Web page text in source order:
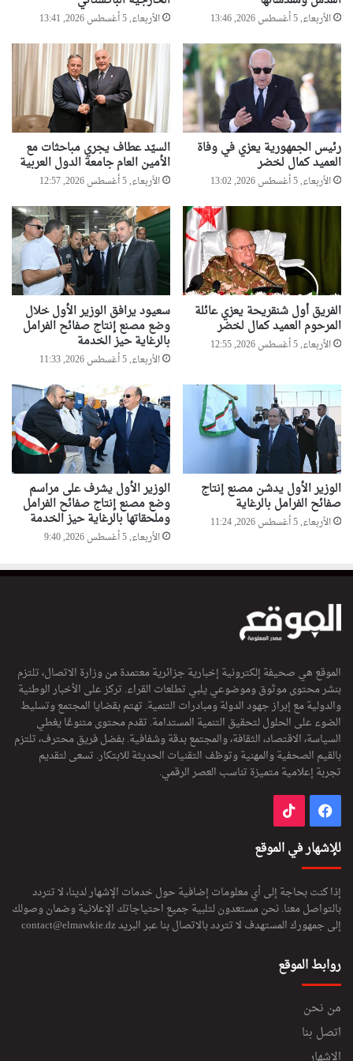
ص
ذ
ا
ك
ر
ل
ق
ا
ء
ا
ل
غ
ي
ن
ي
الأربعاء, 5 أغسطس 2026, 13:46 الأربعاء, 5 أغسطس 2026, 13:41
رئيس الجمهورية يعزي في وفاة
العميد كمال لخضر
الأربعاء, 5 أغسطس 2026, 13:02
السيّد عطاف يجري مباحثات مع
الأمين العام جامعة الدول العربية
الأربعاء, 5 أغسطس 2026, 12:57
الفريق أول شنقريحة يعزي عائلة
المرحوم العميد كمال لخضر
الأربعاء, 5 أغسطس 2026, 12:55
سعيود يرافق الوزير الأول خلال
وضع مصنع إنتاج صفائح الفرامل
بالرغاية حيز الخدمة
الأربعاء, 5 أغسطس 2026, 11:33
الوزير الأول يدشن مصنع إنتاج
صفائح الفرامل بالرغاية
الأربعاء, 5 أغسطس 2026, 11:24
الوزير الأول يشرف على مراسم
وضع مصنع إنتاج صفائح الفرامل
وملحقاتها بالرغاية حيز الخدمة
الأربعاء, 5 أغسطس 2026, 9:40
الموقع هي صحيفة إلكترونية إخبارية جزائرية معتمدة من وزارة الاتصال، تلتزم
بنشر محتوى موثوق وموضوعي يلبي تطلعات القراء. تركز على الأخبار الوطنية
والدولية مع إبراز جهود الدولة ومبادرات التنمية. تهتم بقضايا المجتمع وتسليط
الضوء على الحلول لتحقيق التنمية المستدامة. تقدم محتوى متنوعًا يغطي
السياسة، الاقتصاد، الثقافة، والمجتمع بدقة وشفافية. بفضل فريق محترف، تلتزم
بالقيم الصحفية والمهنية وتوظف التقنيات الحديثة للابتكار. تسعى لتقديم
تجربة إعلامية متميزة تناسب العصر الرقمي.
فيسبوك
للإشهار في الموقع
إذا كنت بحاجة إلى أي معلومات إضافية حول خدمات الإشهار لدينا، لا تتردد
بالتواصل معنا. نحن مستعدون لتلبية جميع احتياجاتك الإعلانية وضمان وصولك
إلى جمهورك المستهدف لا تتردد بالاتصال بنا عبر البريدcontact@elmawkie.dz
روابط الموقع
من نحن
اتصل بنا